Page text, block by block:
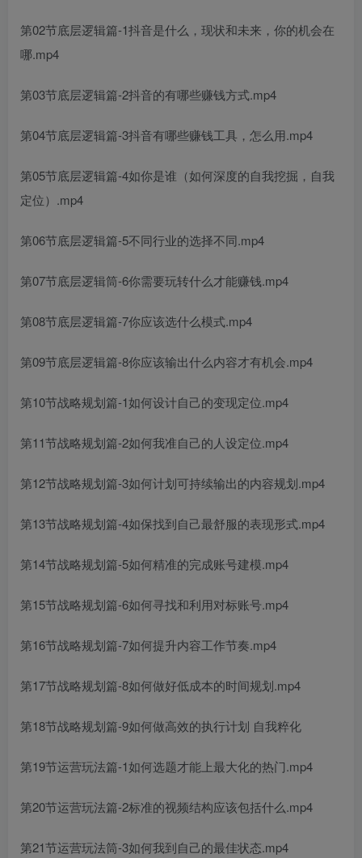
第02节底层逻辑篇-1抖音是什么，现状和未来，你的机会在
哪.mp4
第03节底层逻辑篇-2抖音的有哪些赚钱方式.mp4
第04节底层逻辑篇-3抖音有哪些赚钱工具，怎么用.mp4
第05节底层逻辑篇-4如你是谁（如何深度的自我挖掘，自我
定位）.mp4
第06节底层逻辑篇-5不同行业的选择不同.mp4
第07节底层逻辑筒-6你需要玩转什么才能赚钱.mp4
第08节底层逻辑篇-7你应该选什么模式.mp4
第09节底层逻辑篇-8你应该输出什么内容才有机会.mp4
第10节战略规划篇-1如何设计自己的变现定位.mp4
第11节战略规划篇-2如何我准自己的人设定位.mp4
第12节战略规划篇-3如何计划可持续输出的内容规划.mp4
第13节战略规划篇-4如保找到自己最舒服的表现形式.mp4
第14节战略规划篇-5如何精准的完成账号建模.mp4
第15节战略规划篇-6如何寻找和利用对标账号.mp4
第16节战略规划篇-7如何提升内容工作节奏.mp4
第17节战略规划篇-8如何做好低成本的时间规划.mp4
第18节战略规划篇-9如何做高效的执行计划 自我粹化
第19节运营玩法篇-1如何选题才能上最大化的热门.mp4
第20节运营玩法篇-2标准的视频结构应该包括什么.mp4
第21节运营玩法筒-3如何我到自己的最佳状态.mp4